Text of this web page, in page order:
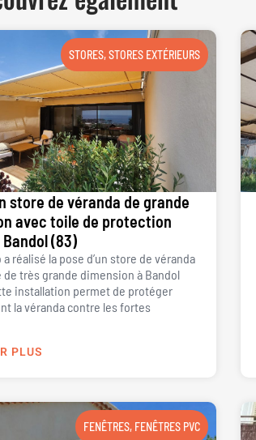
STORES,STORES EXTÉRIEURS
store de véranda de grande
avec toile de protection
(83)
réalisé la pose d’un store de véranda
de très grande dimension à Bandol
installation permet de protéger
la véranda contre les fortes
PLUS
FENÊTRES, FENÊTRES PVC